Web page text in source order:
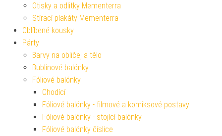
Otisky a odlitky Mementerra
Stírací plakáty Mementerra
Oblíbené kousky
Párty
Barvy na obličej a tělo
Bublinové balónky
Fóliové balónky
Chodící
Fóliové balónky - filmové a komiksové postavy
Fóliové balónky - stojící balónky
Fóliové balónky číslice